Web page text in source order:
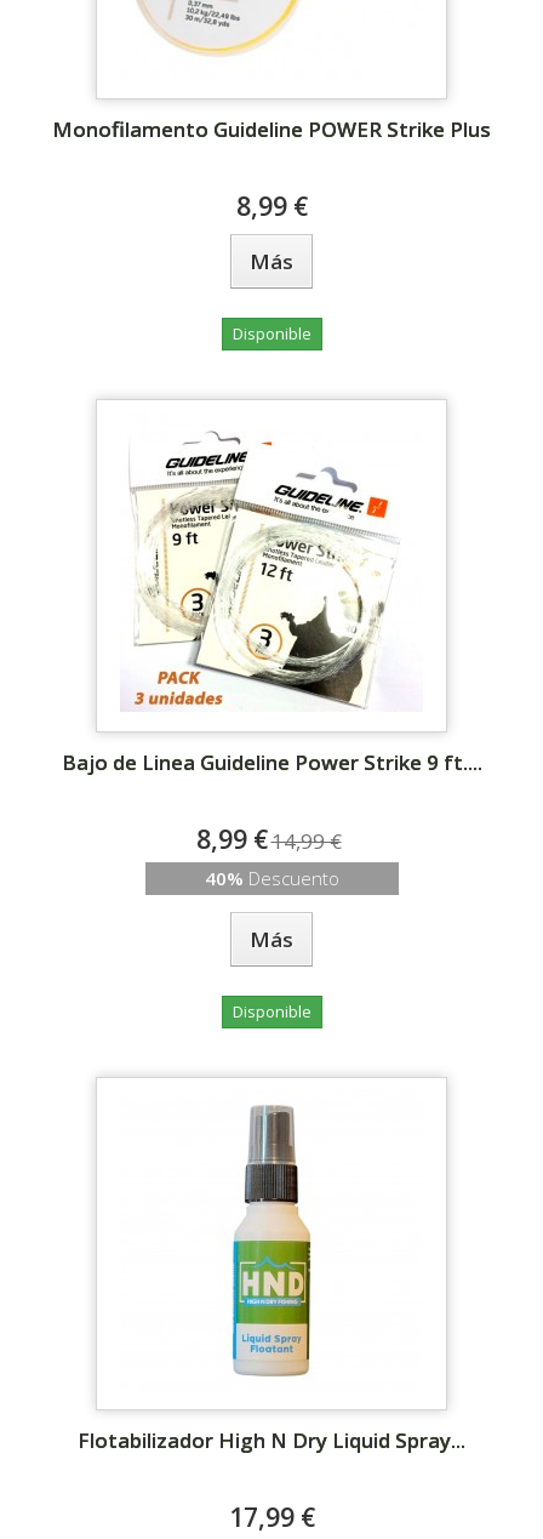
Monofilamento Guideline POWER Strike Plus
8,99 €
Más
Disponible
Bajo de Linea Guideline Power Strike 9 ft....
8,99 €14,99 €
40% Descuento
Más
Disponible
Flotabilizador High N Dry Liquid Spray...
17,99 €